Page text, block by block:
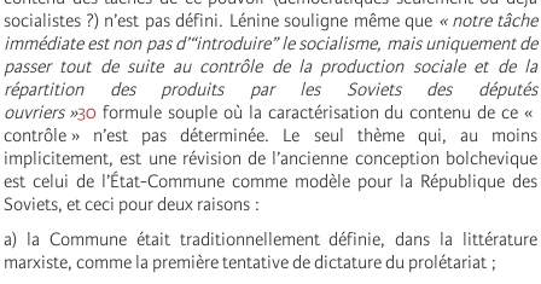
socialistes ?) n’est pas défini. Lénine souligne même que « notre tâche
immédiate est non pas d’“introduire” le socialisme, mais uniquement de
passer tout de suite au contrôle de la production sociale et de la
répartition des produits par les Soviets des députés
ouvriers »30 formule souple où la caractérisation du contenu de ce «
contrôle » n’est pas déterminée. Le seul thème qui, au moins
implicitement, est une révision de l’ancienne conception bolchevique
est celui de l’État-Commune comme modèle pour la République des
Soviets, et ceci pour deux raisons :
a) la Commune était traditionnellement définie, dans la littérature
marxiste, comme la première tentative de dictature du prolétariat ;